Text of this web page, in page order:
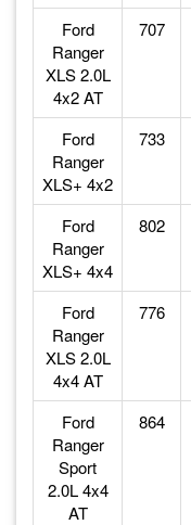
Ford
Ranger
XLS 2.0L
4x2 AT
707
Ford
Ranger
XLS+ 4x2
733
Ford
Ranger
XLS+ 4x4
802
Ford
Ranger
XLS 2.0L
4x4 AT
776
Ford
Ranger
Sport
2.0L 4x4
AT
864